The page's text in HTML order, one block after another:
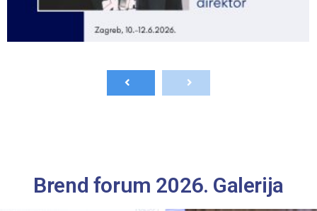
Brend forum 2026. Galerija